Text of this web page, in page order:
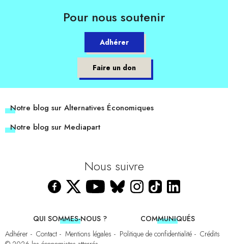
Pour nous soutenir
Adhérer
Faire un don
Notre blog sur Alternatives Économiques
Notre blog sur Mediapart
Nous suivre
QUI SOMMES-NOUS ?
COMMUNIQUÉS
Adhérer
Contact Mentions légales Politique de confidentialité
Crédits